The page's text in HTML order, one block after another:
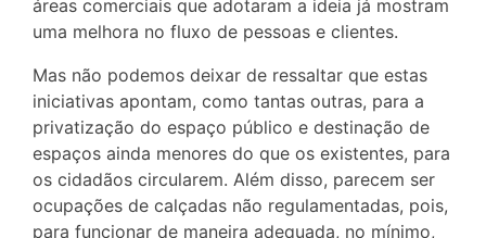
áreas comerciais que adotaram a ideia já mostram
uma melhora no fluxo de pessoas e clientes.
Mas não podemos deixar de ressaltar que estas
iniciativas apontam, como tantas outras, para a
privatização do espaço público e destinação de
espaços ainda menores do que os existentes, para
os cidadãos circularem. Além disso, parecem ser
ocupações de calçadas não regulamentadas, pois,
para funcionar de maneira adequada, no mínimo,